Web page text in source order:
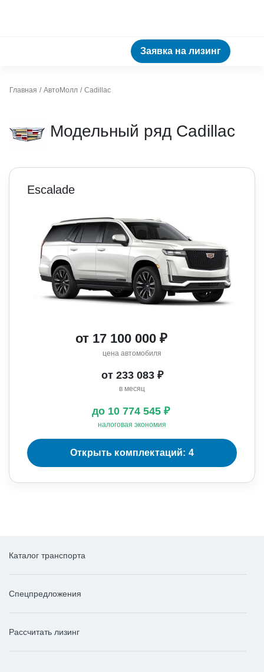
Заявка на лизинг
Главная АвтоМолл Cadillac
Модельный ряд Cadillac
Escalade
от 17 100 000 ₽
цена автомобиля
от 233 083 ₽
в месяц
до 10 774 545 ₽
налоговая экономия
Открыть комплектаций: 4
Каталог транспорта
Спецпредложения
Рассчитать лизинг